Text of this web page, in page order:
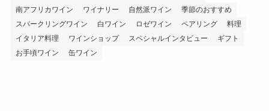
南アフリカワイン
ワイナリー 自然派ワイン
季節のおすすめ
スパークリングワイン
白ワイン ロゼワイン ペアリング
料理
イタリア料理
ワインショップ スペシャルインタビュー
ギフト
お手頃ワイン
缶ワイン